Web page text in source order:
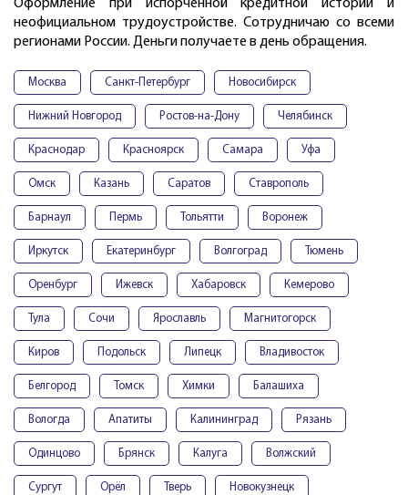
Оформление при испорченной кредитной истории и
неофициальном трудоустройстве. Сотрудничаю со всеми
регионами России. Деньги получаете в день обращения.
Москва Санкт-Петербург Новосибирск
Нижний Новгород Ростов-на-Дону Челябинск
Краснодар Красноярск Самара Уфа
Омск Казань Саратов Ставрополь
Барнаул Пермь Тольятти Воронеж
Иркутск Екатеринбург Волгоград Тюмень
Оренбург Ижевск Хабаровск Кемерово
Тула Сочи Ярославль Магнитогорск
Киров Подольск Липецк Владивосток
Белгород Томск Химки Балашиха
Вологда Апатиты Калининград Рязань
Одинцово Брянск Калуга Волжский
Сургут Орёл Тверь Новокузнецк